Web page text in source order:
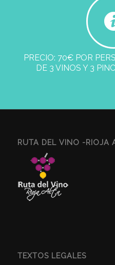
PRECIO: 70€ POR
DE 3 VINOS Y 3
RUTA DEL VINO -RIOJA
TEXTOS LEGALES